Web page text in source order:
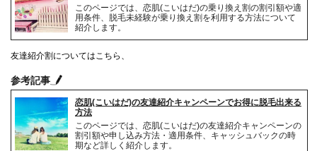
このページでは、恋肌(こいはだ)の乗り換え割の割引額や適
用条件、脱毛未経験が乗り換え割を利用する方法について
紹介します。
友達紹介割についてはこちら、
参考記事
恋肌(こいはだ)の友達紹介キャンペーンでお得に脱毛出来る
方法
このページでは、恋肌(こいはだ)の友達紹介キャンペーンの
割引額や申し込み方法・適用条件、キャッシュバックの時
期など詳しく紹介します。